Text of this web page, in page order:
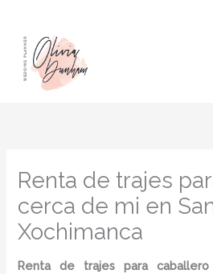
contenido
Renta de trajes
cerca de mi en
Xochimanca
Renta de trajes para